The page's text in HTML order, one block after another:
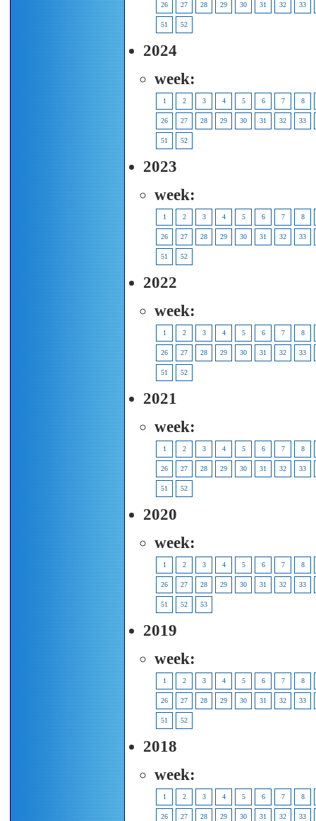
26 27 28 29 30 31 32 33
51 52
2024
week:
1 2 3 4 5 6 7 8
26 27 28 29 30 31 32 33
51 52
2023
week:
1 2 3 4 5 6 7 8
26 27 28 29 30 31 32 33
51 52
2022
week:
1 2 3 4 5 6 7 8
26 27 28 29 30 31 32 33
51 52
2021
week:
1 2 3 4 5 6 7 8
26 27 28 29 30 31 32 33
51 52
2020
week:
1 2 3 4 5 6 7 8
26 27 28 29 30 31 32 33
51 52 53
2019
week:
1 2 3 4 5 6 7 8
26 27 28 29 30 31 32 33
51 52
2018
week:
1 2 3 4 5 6 7 8
26 27 28 29 30 31 32 33